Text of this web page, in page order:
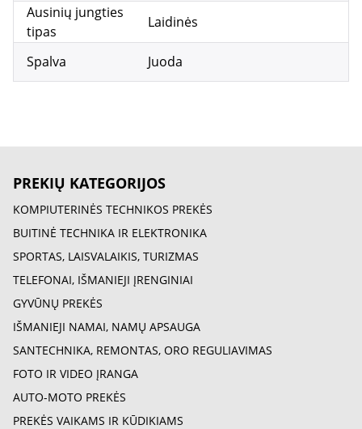
Ausinių jungties
tipas
Laidinės
Spalva Juoda
PREKIŲ KATEGORIJOS
KOMPIUTERINĖS TECHNIKOS PREKĖS
BUITINĖ TECHNIKA IR ELEKTRONIKA
SPORTAS, LAISVALAIKIS, TURIZMAS
TELEFONAI, IŠMANIEJI ĮRENGINIAI
GYVŪNŲ PREKĖS
IŠMANIEJI NAMAI, NAMŲ APSAUGA
SANTECHNIKA, REMONTAS, ORO REGULIAVIMAS
FOTO IR VIDEO ĮRANGA
AUTO-MOTO PREKĖS
PREKĖS VAIKAMS IR KŪDIKIAMS